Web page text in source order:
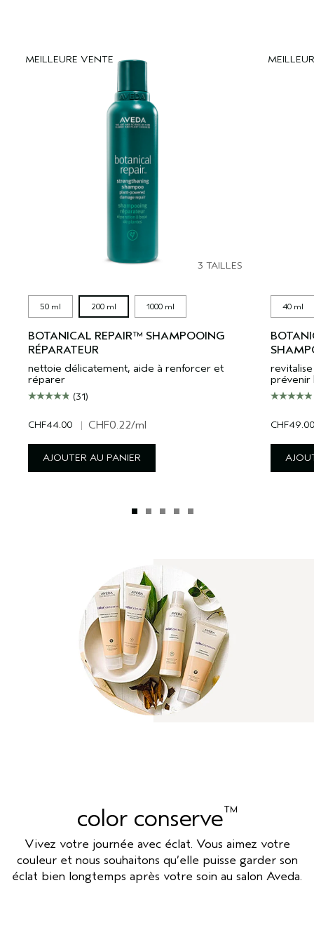
MEILLEURE VENTE
3 TAILLES
50 ml 200 ml 1000 ml
BOTANICAL REPAIR™ SHAMPOOING
RÉPARATEUR
nettoie délicatement, aide à renforcer et
réparer
(31)
CHF44.00 | CHF0.22/ml
AJOUTER AU PANIER
40 ml
prévenir
CHF49.00
color conserve™
Vivez votre journée avec éclat. Vous aimez votre
couleur et nous souhaitons qu’elle puisse garder son
éclat bien longtemps après votre soin au salon Aveda.